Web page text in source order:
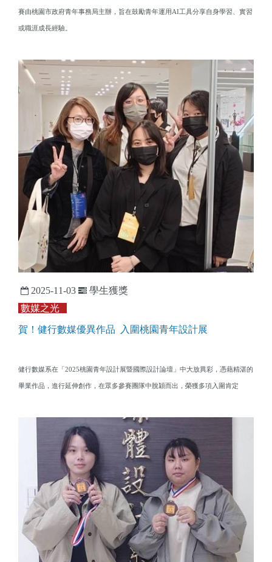
賽由桃園市政府青年事務局主辦，旨在鼓勵青年運用AI工具分享自身學習、實習
或職涯成長經驗。
2025-11-03
學生獲獎
數媒之光
賀！健行數媒優異作品 入圍桃園青年設計展
健行數媒系在「2025桃園青年設計展暨國際設計論壇」中大放異彩，憑藉精湛的
畢業作品，進行延伸創作，在眾多參賽團隊中脫穎而出，榮獲多項入圍肯定